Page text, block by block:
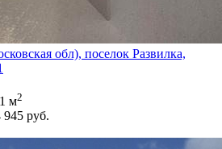
обл), поселок Развилка,
м2
945 руб.